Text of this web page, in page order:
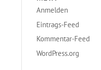
Anmelden
Eintrags-Feed
Kommentar-Feed
WordPress.org